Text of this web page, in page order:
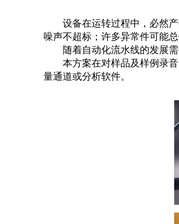
设备在运转过程中，必然
噪声不超标；许多异常件可能
随着自动化流水线的发展
本方案在对样品及样例录
量通道或分析软件。